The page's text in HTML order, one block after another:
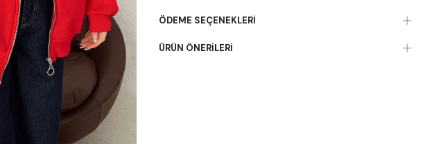
ÖDEME SEÇENEKLERI
ÜRÜN ÖNERILERI